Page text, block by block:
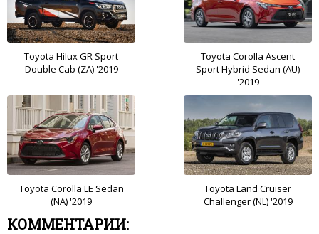
Toyota Hilux GR Sport
Double Cab (ZA) '2019
Toyota Corolla Ascent
Sport Hybrid Sedan (AU)
'2019
Toyota Corolla LE Sedan
(NA) '2019
Toyota Land Cruiser
Challenger (NL) '2019
КОММЕНТАРИИ: